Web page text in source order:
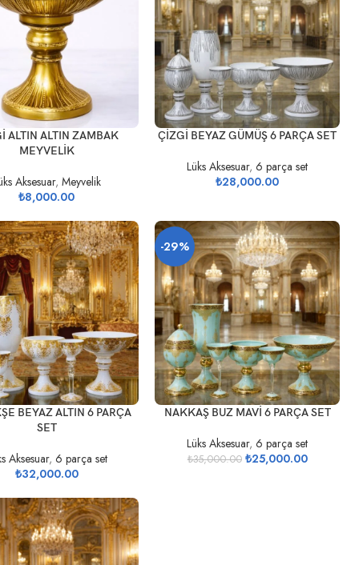
ALTIN ALTIN ZAMBAK
MEYVELİK
Aksesuar, Meyvelik
₺8,000.00
SEPETE EKLE
ÇİZGİ BEYAZ GÜMÜŞ 6 PARÇA SET
Lüks Aksesuar,6 parça set
₺28,000.00
BEYAZ ALTIN 6 PARÇA
SET
Aksesuar, 6 parça set
₺32,000.00
-29%
SEPETE EKLE
NAKKAŞ BUZ MAVİ 6 PARÇA SET
Lüks Aksesuar,6 parça set
₺35,000.00 ₺25,000.00